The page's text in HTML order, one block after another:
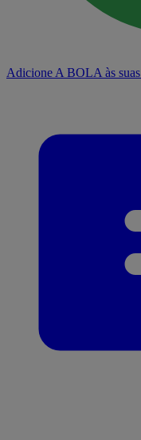
Adicione A BOLA às